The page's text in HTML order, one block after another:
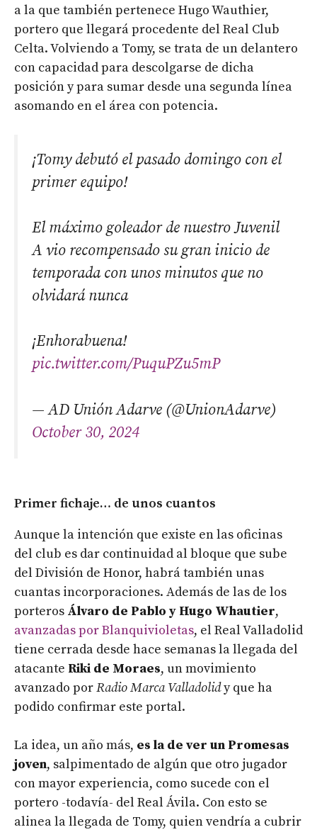
a la que también pertenece Hugo Wauthier,
portero que llegará procedente del Real Club
Celta. Volviendo a Tomy, se trata de un delantero
con capacidad para descolgarse de dicha
posición y para sumar desde una segunda línea
asomando en el área con potencia.
¡Tomy debutó el pasado domingo con el
primer equipo!
El máximo goleador de nuestro Juvenil
A vio recompensado su gran inicio de
temporada con unos minutos que no
olvidará nunca
¡Enhorabuena!
pic.twitter.com/PuquPZu5mP
— AD Unión Adarve (@UnionAdarve)
October 30, 2024
Primer fichaje… de unos cuantos
Aunque la intención que existe en las oficinas
del club es dar continuidad al bloque que sube
del División de Honor, habrá también unas
cuantas incorporaciones. Además de las de los
porteros Álvaro de Pablo y Hugo Whautier,
avanzadas por Blanquivioletas, el Real Valladolid
tiene cerrada desde hace semanas la llegada del
atacante Riki de Moraes, un movimiento
avanzado porRadio Marca Valladolidy que ha
podido confirmar este portal.
La idea, un año más, es la de ver un Promesas
joven, salpimentado de algún que otro jugador
con mayor experiencia, como sucede con el
portero -todavía- del Real Ávila. Con esto se
alinea la llegada de Tomy, quien vendría a cubrir